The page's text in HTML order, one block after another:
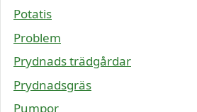
Potatis
Problem
Prydnads trädgårdar
Prydnadsgräs
Pumpor